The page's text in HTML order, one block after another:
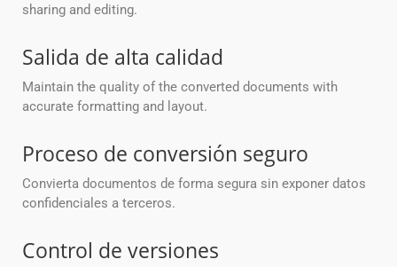
sharing and editing.
Salida de alta calidad
Maintain the quality of the converted documents with
accurate formatting and layout.
Proceso de conversión seguro
Convierta documentos de forma segura sin exponer datos
confidenciales a terceros.
Control de versiones